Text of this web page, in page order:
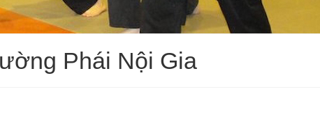
Phái Nội Gia